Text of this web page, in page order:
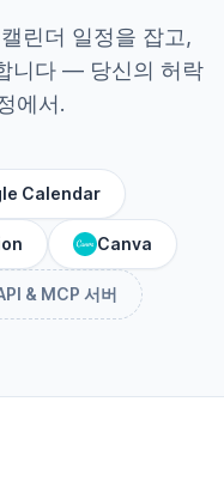
린더 일정을 잡고,
니다 — 당신의 허락
에서.
Calendar
Canva
& MCP 서버